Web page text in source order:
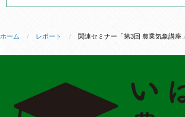
ホーム レポート 関連セミナー「第3回 農業気象講座」